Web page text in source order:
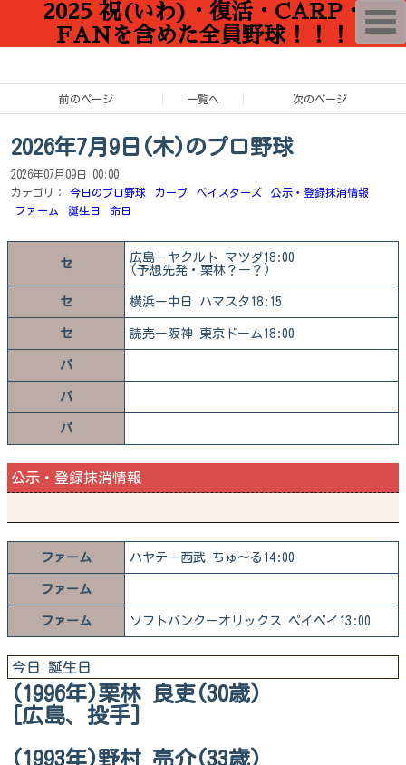
2025 祝(いわ)・復活・CARP・
FANを含めた全員野球！！！
前のページ 一覧へ 次のページ
2026年7月9日(木)のプロ野球
2026年07月09日 00:00
カテゴリ：
今日のプロ野球 カープ ベイスターズ
公示・登録抹消情報
ファーム
誕生日 命日
セ
広島ーヤクルト マツダ18:00
(予想先発・栗林？ー？)
セ 横浜ー中日 ハマスタ18:15
セ 読売ー阪神 東京ドーム18:00
パ
パ
パ
公示・登録抹消情報
ファーム ハヤテー西武 ちゅ～る14:00
ファーム
ファーム ソフトバンクーオリックス ペイペイ13:00
今日 誕生日
(1996年)栗林 良吏(30歳)
[広島、投手]
(1993年)野村 亮介(33歳)
T
o
g
e
a